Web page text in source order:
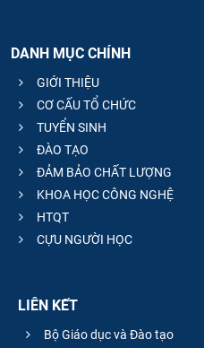
DANH MỤC CHÍNH
GIỚI THIỆU
CƠ CẤU TỔ CHỨC
TUYỂN SINH
ĐÀO TẠO
ĐẢM BẢO CHẤT LƯỢNG
KHOA HỌC CÔNG NGHỆ
HTQT
CỰU NGƯỜI HỌC
LIÊN KẾT
Bộ Giáo dục và Đào tạo